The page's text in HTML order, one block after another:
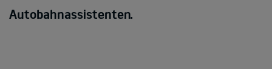
Autobahnassistenten.